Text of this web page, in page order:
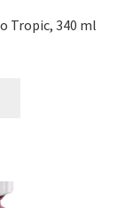
Tropic, 340 ml